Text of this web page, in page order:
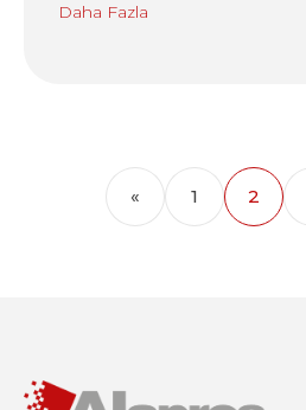
Daha Fazla
« 1 2